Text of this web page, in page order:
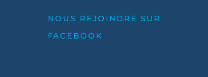
NOUS REJOINDRE SUR
FACEBOOK